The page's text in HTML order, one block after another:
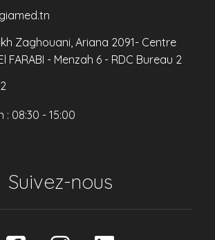
Zaghouani, Ariana 2091- Centre
FARABI - Menzah 6 - RDC Bureau 2
: 08:30 - 15:00
Suivez-nous